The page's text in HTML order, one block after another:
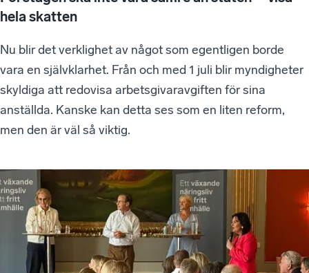
hela skatten
Nu blir det verklighet av något som egentligen borde
vara en självklarhet. Från och med 1 juli blir myndigheter
skyldiga att redovisa arbetsgivaravgiften för sina
anställda. Kanske kan detta ses som en liten reform,
men den är väl så viktig.